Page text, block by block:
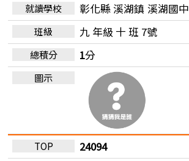
彰化縣 溪湖鎮 溪湖國中
九 年級 十 班 7號
1分
24094